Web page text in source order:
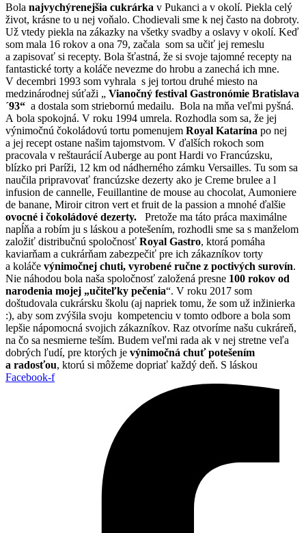
Bola najvychýrenejšia cukrárka v Pukanci a v okolí. Piekla celý
život, krásne to u nej voňalo. Chodievali sme k nej často na dobroty.
Už vtedy piekla na zákazky na všetky svadby a oslavy v okolí. Keď
som mala 16 rokov a ona 79, začala som sa učiť jej remeslu
a zapisovať si recepty. Bola šťastná, že si svoje tajomné recepty na
fantastické torty a koláče nevezme do hrobu a zanechá ich mne.
V decembri 1993 som vyhrala s jej tortou druhé miesto na
medzinárodnej súťaži „ Vianočný festival Gastronómie Bratislava
´93“ a dostala som striebornú medailu. Bola na mňa veľmi pyšná.
A bola spokojná. V roku 1994 umrela. Rozhodla som sa, že jej
výnimočnú čokoládovú tortu pomenujem Royal Katarína po nej
a jej recept ostane našim tajomstvom. V ďalších rokoch som
pracovala v reštaurácií Auberge au pont Hardi vo Francúzsku,
blízko pri Paríži, 12 km od nádherného zámku Versailles. Tu som sa
naučila pripravovať francúzske dezerty ako je Creme brulee a l
infusion de cannelle, Feuillantine de mouse au chocolat, Aumoniere
de banane, Miroir citron vert et fruit de la passion a mnohé ďalšie
ovocné i čokoládové dezerty.
Pretože ma táto práca maximálne
napĺňa a robím ju s láskou a potešením, rozhodli sme sa s manželom
založiť distribučnú spoločnosť Royal Gastro, ktorá pomáha
kaviarňam a cukrárňam zabezpečiť pre ich zákazníkov torty
a koláče výnimočnej chuti, vyrobené ručne z poctivých surovín.
Nie náhodou bola naša spoločnosť založená presne 100 rokov od
narodenia mojej „učiteľky pečenia“. V roku 2017 som
doštudovala cukrársku školu (aj napriek tomu, že som už inžinierka
:), aby som zvýšila svoju kompetenciu v tomto odbore a bola som
lepšie nápomocná svojich zákazníkov. Raz otvoríme našu cukráreň,
na čo sa nesmierne teším. Budem veľmi rada ak v nej stretne veľa
dobrých ľudí, pre ktorých je výnimočná chuť potešením
a radosťou, ktorú si môžeme dopriať každý deň. S láskou
Facebook-f